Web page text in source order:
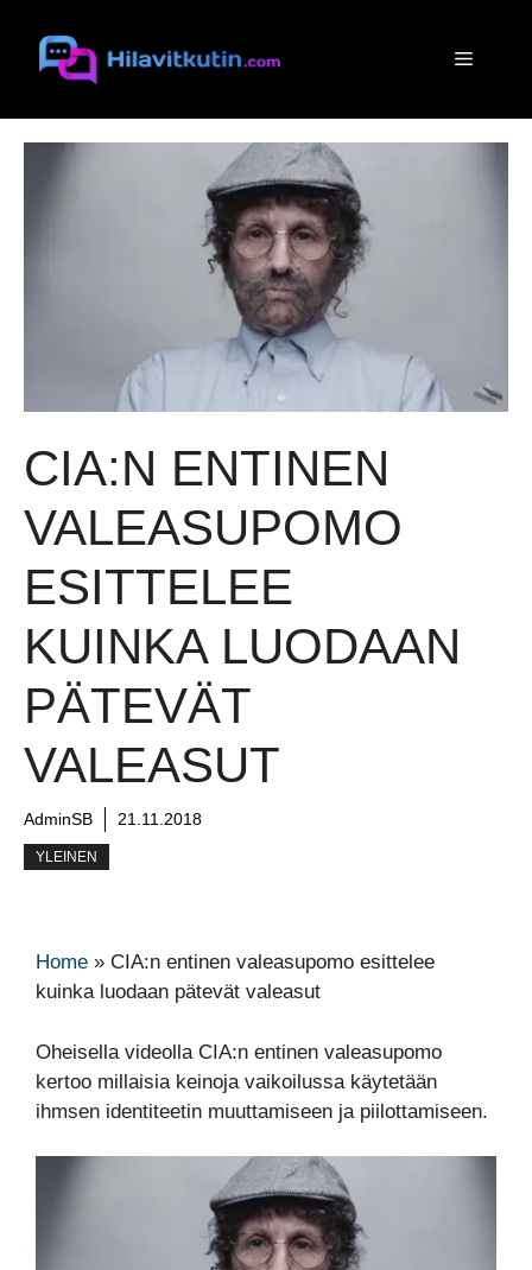
sisältöön
Valikko
CIA:N ENTINEN
VALEASUPOMO
ESITTELEE
KUINKA LUODAAN
PÄTEVÄT
VALEASUT
AdminSB 21.11.2018
YLEINEN
Home » CIA:n entinen valeasupomo esittelee
kuinka luodaan pätevät valeasut
Oheisella videolla CIA:n entinen valeasupomo
kertoo millaisia keinoja vaikoilussa käytetään
ihmsen identiteetin muuttamiseen ja piilottamiseen.